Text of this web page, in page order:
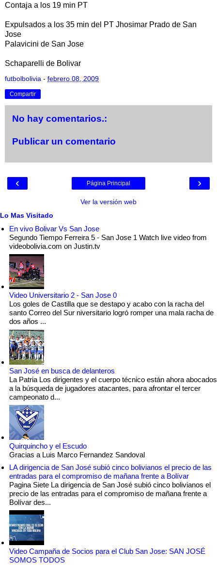
Contaja a los 19 min PT
Expulsados a los 35 min del PT Jhosimar Prado de San
Jose
Palavicini de San Jose
Schaparelli de Bolivar
futbolbolivia - febrero 08, 2009
Compartir
No hay comentarios.:
Publicar un comentario
‹ ›
Página Principal
Ver la versión web
Lo Mas Visitado
En vivo Bolivar Vs San Jose
Segundo Tiempo Ferreira 5 - San Jose 1 Watch live video from
videobolivia.com on Justin.tv
Video Universitario 2 - San Jose 0
Los goles de Castilla que se destapo y acabo con la racha del
santo Correo del Sur niversitario logró romper una mala racha de
dos años ...
San José en busca de delanteros
La Patria Los dirigentes y el cuerpo técnico están ahora abocados
a la búsqueda de jugadores atacantes, para afrontar el tercer
campeonato d...
Quirquincho y el Escudo
Gracias a Luis Marco Fernandez Sandoval
LA dirigencia de San José subió cinco bolivianos el precio de las
entradas para el compromiso de mañana frente a Bolívar
Pagina Siete La dirigencia de San José subió cinco bolivianos el
precio de las entradas para el compromiso de mañana frente a
Bolívar des...
Video Campaña de Socios para el Club San Jose: SAN JOSÉ
SOMOS TODOS